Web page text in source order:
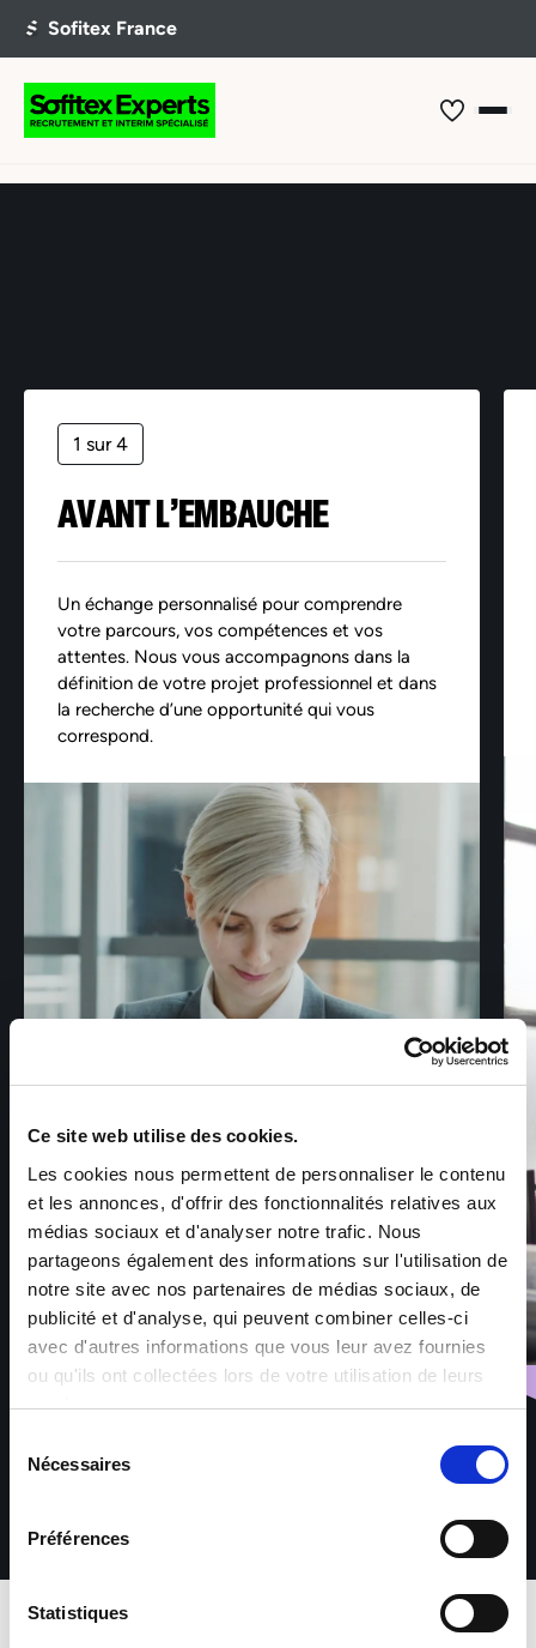
Ce site web utilise des cookies.
Les cookies nous permettent de personnaliser le contenu
et les annonces, d'offrir des fonctionnalités relatives aux
médias sociaux et d'analyser notre trafic. Nous
partageons également des informations sur l'utilisation de
notre site avec nos partenaires de médias sociaux, de
publicité et d'analyse, qui peuvent combiner celles-ci
avec d'autres informations que vous leur avez fournies
ou qu'ils ont collectées lors de votre utilisation de leurs
services.
Nécessaires
Préférences
Statistiques
Offre non trouvée
1 sur 4
AVANT L’EMBAUCHE
Un échange personnalisé pour comprendre
votre parcours, vos compétences et vos
attentes. Nous vous accompagnons dans la
définition de votre projet professionnel et dans
la recherche d’une opportunité qui vous
correspond.
Télécharger l'application